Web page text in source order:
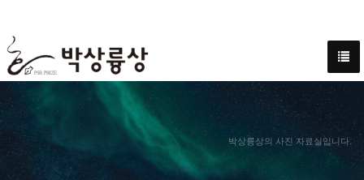
박상륭상의 사진 자료실입니다.